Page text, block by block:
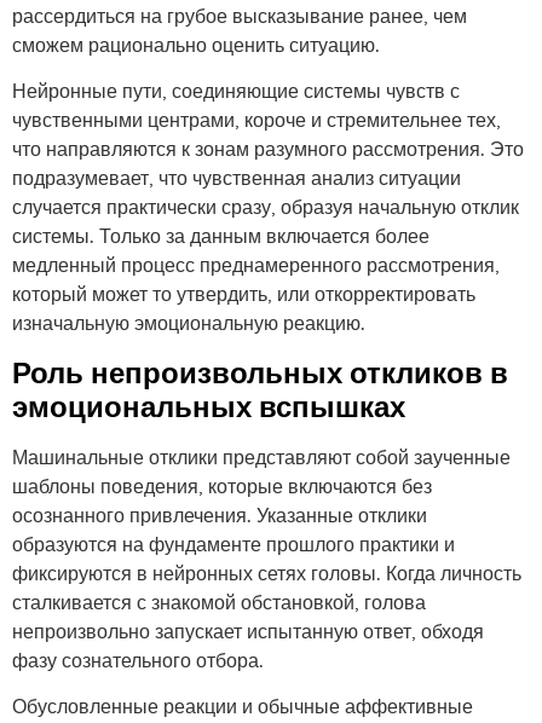
рассердиться на грубое высказывание ранее, чем
сможем рационально оценить ситуацию.
Нейронные пути, соединяющие системы чувств с
чувственными центрами, короче и стремительнее тех,
что направляются к зонам разумного рассмотрения. Это
подразумевает, что чувственная анализ ситуации
случается практически сразу, образуя начальную отклик
системы. Только за данным включается более
медленный процесс преднамеренного рассмотрения,
который может то утвердить, или откорректировать
изначальную эмоциональную реакцию.
Роль непроизвольных откликов в
эмоциональных вспышках
Машинальные отклики представляют собой заученные
шаблоны поведения, которые включаются без
осознанного привлечения. Указанные отклики
образуются на фундаменте прошлого практики и
фиксируются в нейронных сетях головы. Когда личность
сталкивается с знакомой обстановкой, голова
непроизвольно запускает испытанную ответ, обходя
фазу сознательного отбора.
Обусловленные реакции и обычные аффективные